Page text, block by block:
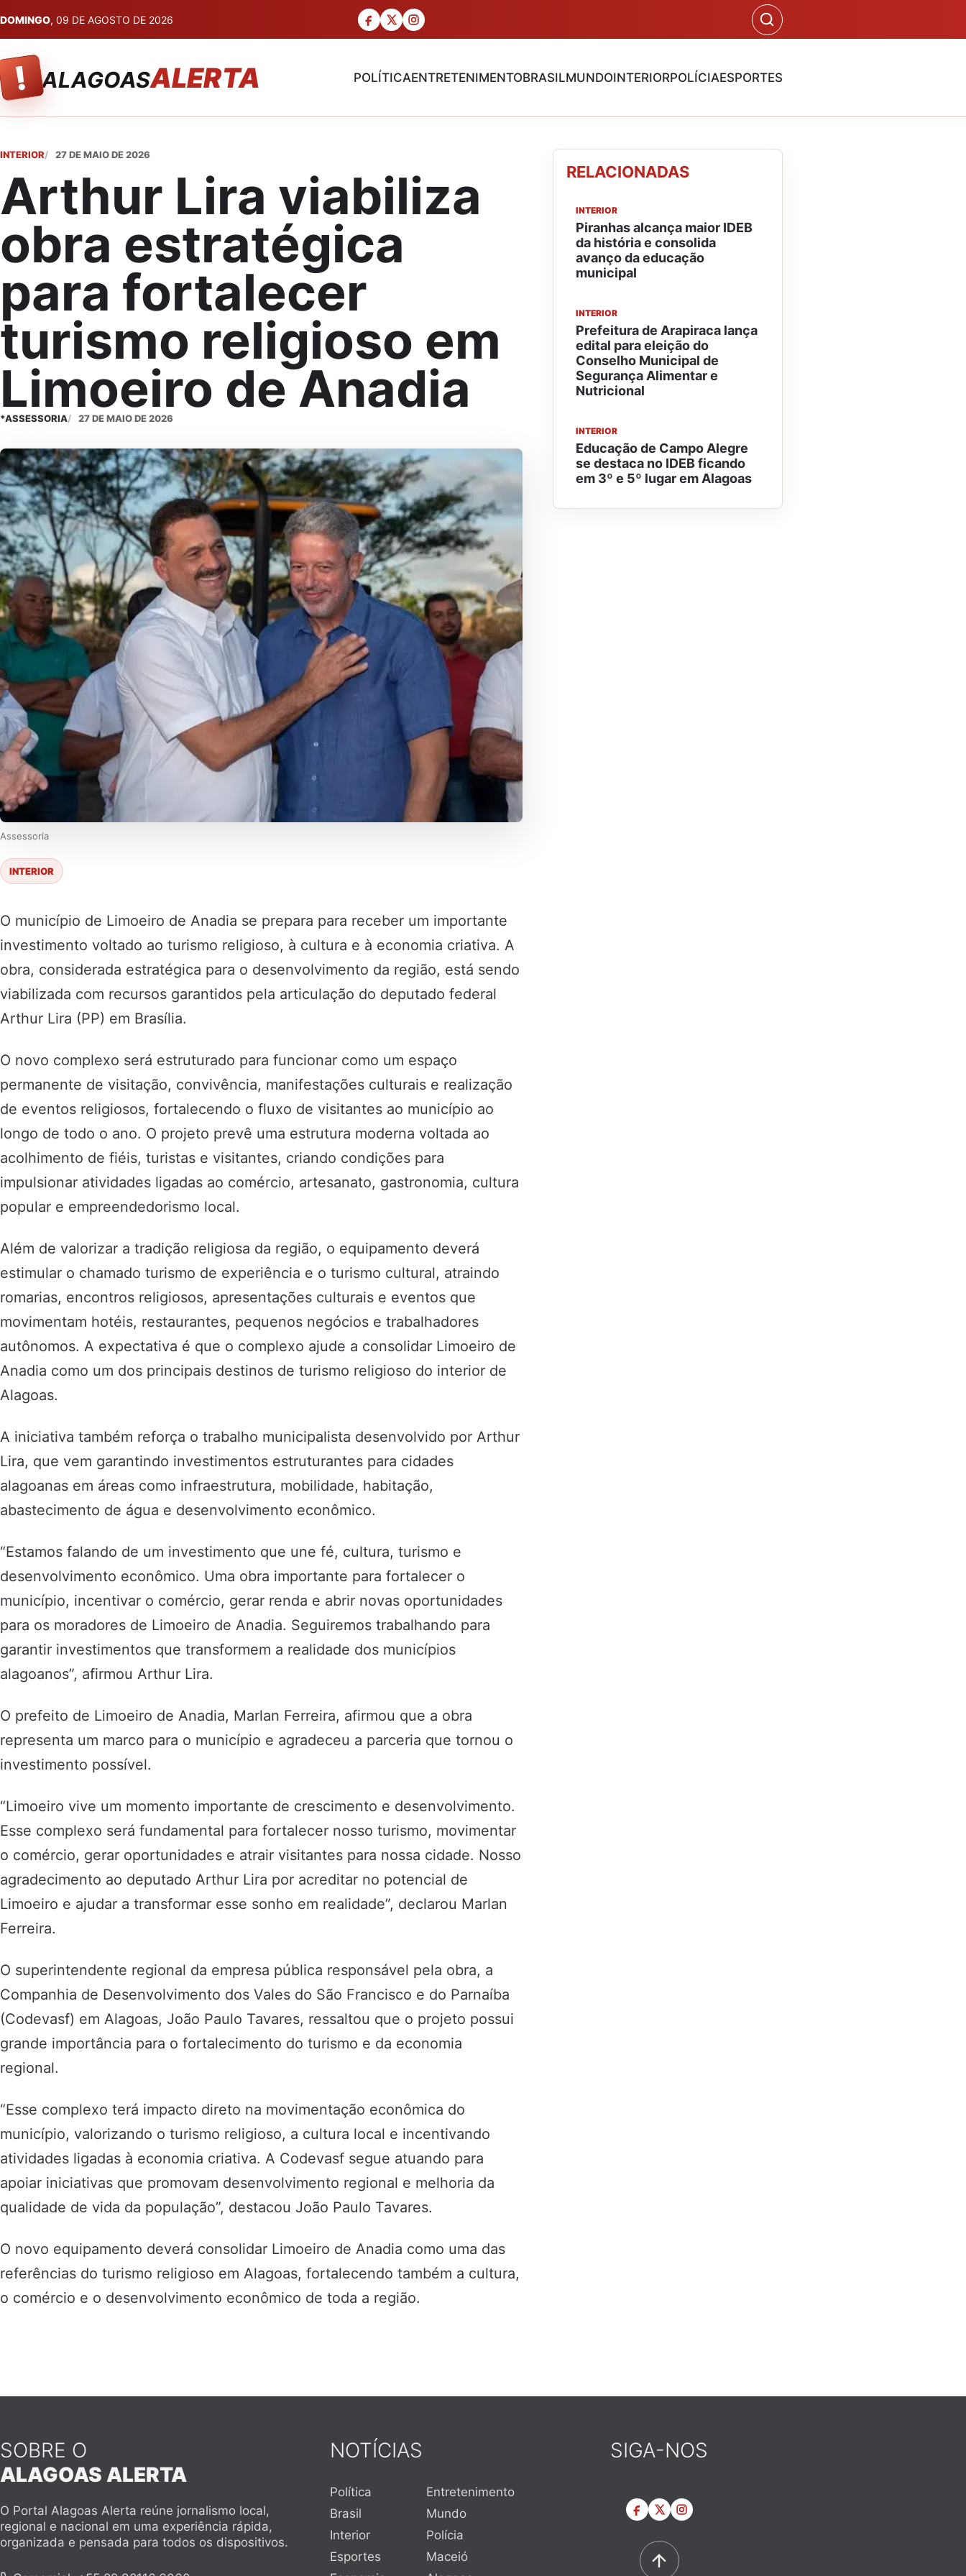
DOMINGO, 09 DE AGOSTO DE 2026
! ALAGOASALERTA POLÍTICAENTRETENIMENTOBRASILMUNDOINTERIORPOLÍCIAESPORTES
INTERIOR 27 DE MAIO DE 2026
Arthur Lira viabiliza
obra estratégica
para fortalecer
turismo religioso em
Limoeiro de Anadia
*ASSESSORIA 27 DE MAIO DE 2026
Assessoria
INTERIOR
O município de Limoeiro de Anadia se prepara para receber um importante
investimento voltado ao turismo religioso, à cultura e à economia criativa. A
obra, considerada estratégica para o desenvolvimento da região, está sendo
viabilizada com recursos garantidos pela articulação do deputado federal
Arthur Lira (PP) em Brasília.
O novo complexo será estruturado para funcionar como um espaço
permanente de visitação, convivência, manifestações culturais e realização
de eventos religiosos, fortalecendo o fluxo de visitantes ao município ao
longo de todo o ano. O projeto prevê uma estrutura moderna voltada ao
acolhimento de fiéis, turistas e visitantes, criando condições para
impulsionar atividades ligadas ao comércio, artesanato, gastronomia, cultura
popular e empreendedorismo local.
Além de valorizar a tradição religiosa da região, o equipamento deverá
estimular o chamado turismo de experiência e o turismo cultural, atraindo
romarias, encontros religiosos, apresentações culturais e eventos que
movimentam hotéis, restaurantes, pequenos negócios e trabalhadores
autônomos. A expectativa é que o complexo ajude a consolidar Limoeiro de
Anadia como um dos principais destinos de turismo religioso do interior de
Alagoas.
A iniciativa também reforça o trabalho municipalista desenvolvido por Arthur
Lira, que vem garantindo investimentos estruturantes para cidades
alagoanas em áreas como infraestrutura, mobilidade, habitação,
abastecimento de água e desenvolvimento econômico.
“Estamos falando de um investimento que une fé, cultura, turismo e
desenvolvimento econômico. Uma obra importante para fortalecer o
município, incentivar o comércio, gerar renda e abrir novas oportunidades
para os moradores de Limoeiro de Anadia. Seguiremos trabalhando para
garantir investimentos que transformem a realidade dos municípios
alagoanos”, afirmou Arthur Lira.
O prefeito de Limoeiro de Anadia, Marlan Ferreira, afirmou que a obra
representa um marco para o município e agradeceu a parceria que tornou o
investimento possível.
“Limoeiro vive um momento importante de crescimento e desenvolvimento.
Esse complexo será fundamental para fortalecer nosso turismo, movimentar
o comércio, gerar oportunidades e atrair visitantes para nossa cidade. Nosso
agradecimento ao deputado Arthur Lira por acreditar no potencial de
Limoeiro e ajudar a transformar esse sonho em realidade”, declarou Marlan
Ferreira.
O superintendente regional da empresa pública responsável pela obra, a
Companhia de Desenvolvimento dos Vales do São Francisco e do Parnaíba
(Codevasf) em Alagoas, João Paulo Tavares, ressaltou que o projeto possui
grande importância para o fortalecimento do turismo e da economia
regional.
“Esse complexo terá impacto direto na movimentação econômica do
município, valorizando o turismo religioso, a cultura local e incentivando
atividades ligadas à economia criativa. A Codevasf segue atuando para
apoiar iniciativas que promovam desenvolvimento regional e melhoria da
qualidade de vida da população”, destacou João Paulo Tavares.
O novo equipamento deverá consolidar Limoeiro de Anadia como uma das
referências do turismo religioso em Alagoas, fortalecendo também a cultura,
o comércio e o desenvolvimento econômico de toda a região.
RELACIONADAS
INTERIOR
Piranhas alcança maior IDEB
da história e consolida
avanço da educação
municipal
INTERIOR
Prefeitura de Arapiraca lança
edital para eleição do
Conselho Municipal de
Segurança Alimentar e
Nutricional
INTERIOR
Educação de Campo Alegre
se destaca no IDEB ficando
em 3º e 5º lugar em Alagoas
SOBRE O
ALAGOAS ALERTA
O Portal Alagoas Alerta reúne jornalismo local,
regional e nacional em uma experiência rápida,
organizada e pensada para todos os dispositivos.
NOTÍCIAS
Política
Entretenimento
Brasil
Mundo
Interior
Polícia
Esportes
Maceió
SIGA-NOS